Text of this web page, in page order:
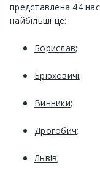
представлена ​​44
найбільші це:
Борислав;
Брюховичі;
Винники;
Дрогобич;
Львів;